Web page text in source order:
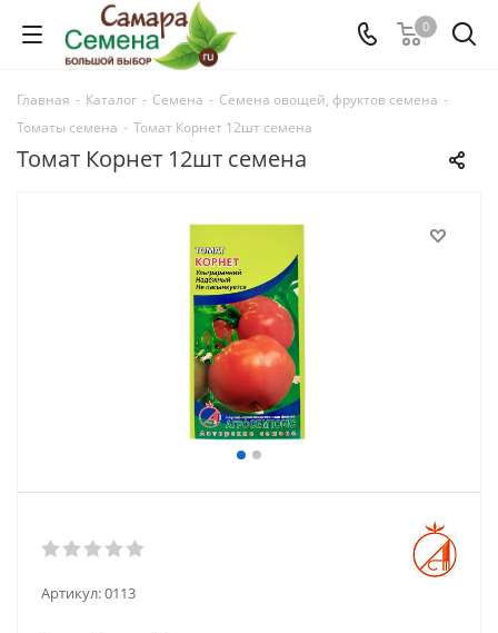
0
Главная - Каталог - Семена - Семена овощей, фруктов семена -
Томаты семена - Томат Корнет 12шт семена
Томат Корнет 12шт семена
Артикул:0113